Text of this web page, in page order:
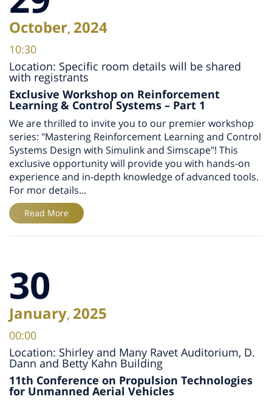
October, 2024
10:30
Location: Specific room details will be shared
with registrants
Exclusive Workshop on Reinforcement
Learning & Control Systems – Part 1
We are thrilled to invite you to our premier workshop
series: "Mastering Reinforcement Learning and Control
Systems Design with Simulink and Simscape"! This
exclusive opportunity will provide you with hands-on
experience and in-depth knowledge of advanced tools.
For mor details...
Read More
30
January, 2025
00:00
Location: Shirley and Many Ravet Auditorium, D.
Dann and Betty Kahn Building
11th Conference on Propulsion Technologies
for Unmanned Aerial Vehicles